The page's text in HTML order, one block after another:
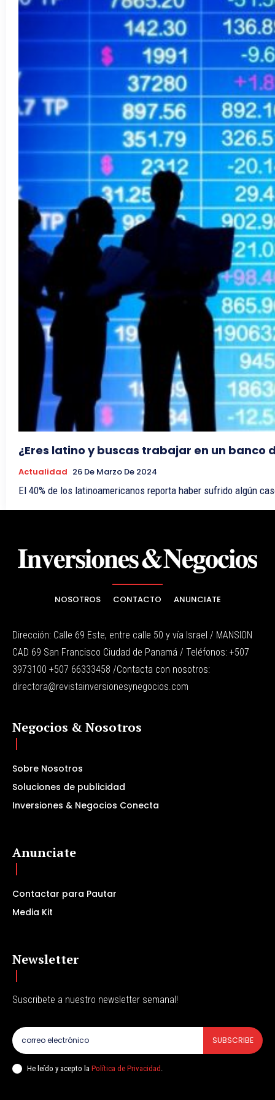
¿Eres latino y buscas trabajar en un banco
Actualidad 26 De Marzo De 2024
El 40% de los latinoamericanos reporta haber sufrido algún
NOSOTROS CONTACTO ANUNCIATE
Dirección: Calle 69 Este, entre calle 50 y vía Israel / MANSION
CAD 69 San Francisco Ciudad de Panamá / Teléfonos: +507
3973100 +507 66333458 /Contacta con nosotros:
directora@revistainversionesynegocios.com
Negocios & Nosotros
Sobre Nosotros
Soluciones de publicidad
Inversiones & Negocios Conecta
Anunciate
Contactar para Pautar
Media Kit
Newsletter
Suscribete a nuestro newsletter semanal!
SUBSCRIBE
He leído y acepto la Política de Privacidad